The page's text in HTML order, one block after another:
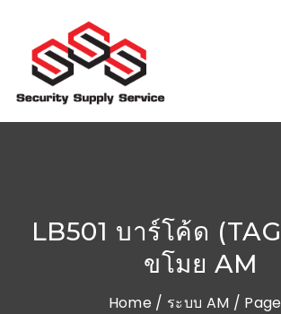
LB501 บาร์โค้ด
ขโมย AM
Home / ระบบ AM /